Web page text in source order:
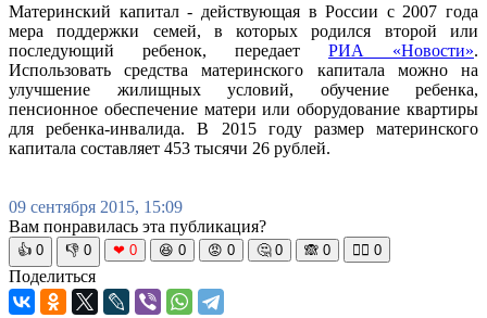
Материнский капитал - действующая в России с 2007 года
мера поддержки семей, в которых родился второй или
последующий ребенок, передает РИА «Новости».
Использовать средства материнского капитала можно на
улучшение жилищных условий, обучение ребенка,
пенсионное обеспечение матери или оборудование квартиры
для ребенка-инвалида. В 2015 году размер материнского
капитала составляет 453 тысячи 26 рублей.
09 сентября 2015, 15:09
Вам понравилась эта публикация?
👍 0 👎 0 ❤ 0 😆 0 😡 0 🤔 0 🙈 0 🧘‍♀️ 0
Поделиться